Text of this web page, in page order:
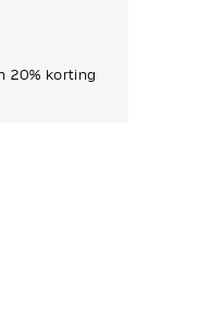
20% korting